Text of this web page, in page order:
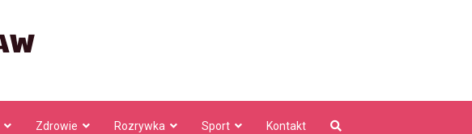
Zdrowie Rozrywka Sport Kontakt